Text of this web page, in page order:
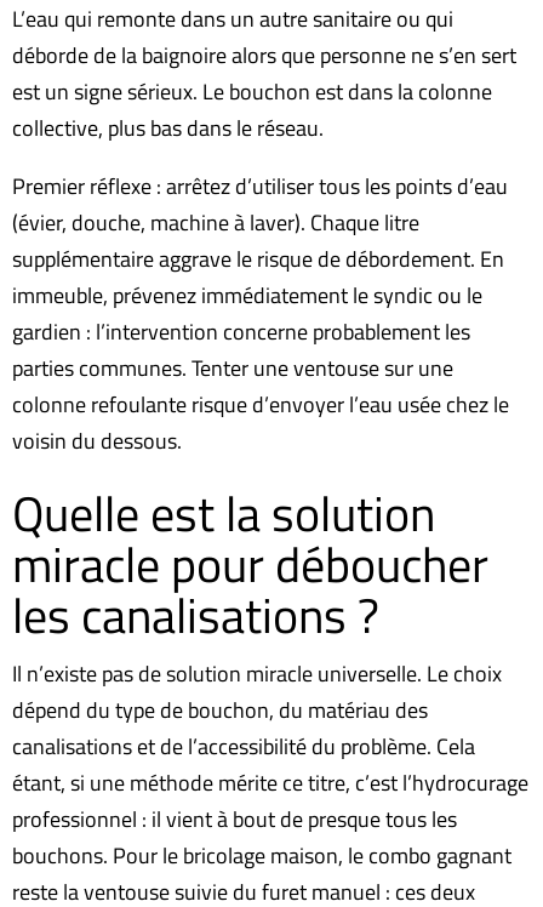
L’eau qui remonte dans un autre sanitaire ou qui
déborde de la baignoire alors que personne ne s’en sert
est un signe sérieux. Le bouchon est dans la colonne
collective, plus bas dans le réseau.
Premier réflexe : arrêtez d’utiliser tous les points d’eau
(évier, douche, machine à laver). Chaque litre
supplémentaire aggrave le risque de débordement. En
immeuble, prévenez immédiatement le syndic ou le
gardien : l’intervention concerne probablement les
parties communes. Tenter une ventouse sur une
colonne refoulante risque d’envoyer l’eau usée chez le
voisin du dessous.
Quelle est la solution
miracle pour déboucher
les canalisations ?
Il n’existe pas de solution miracle universelle. Le choix
dépend du type de bouchon, du matériau des
canalisations et de l’accessibilité du problème. Cela
étant, si une méthode mérite ce titre, c’est l’hydrocurage
professionnel : il vient à bout de presque tous les
bouchons. Pour le bricolage maison, le combo gagnant
reste la ventouse suivie du furet manuel : ces deux